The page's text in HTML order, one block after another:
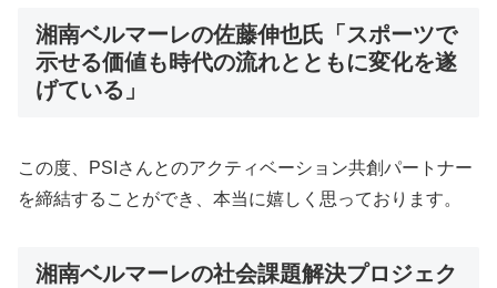
湘南ベルマーレの佐藤伸也氏「スポーツで
示せる価値も時代の流れとともに変化を遂
げている」
この度、PSIさんとのアクティベーション共創パートナー
を締結することができ、本当に嬉しく思っております。
湘南ベルマーレの社会課題解決プロジェク